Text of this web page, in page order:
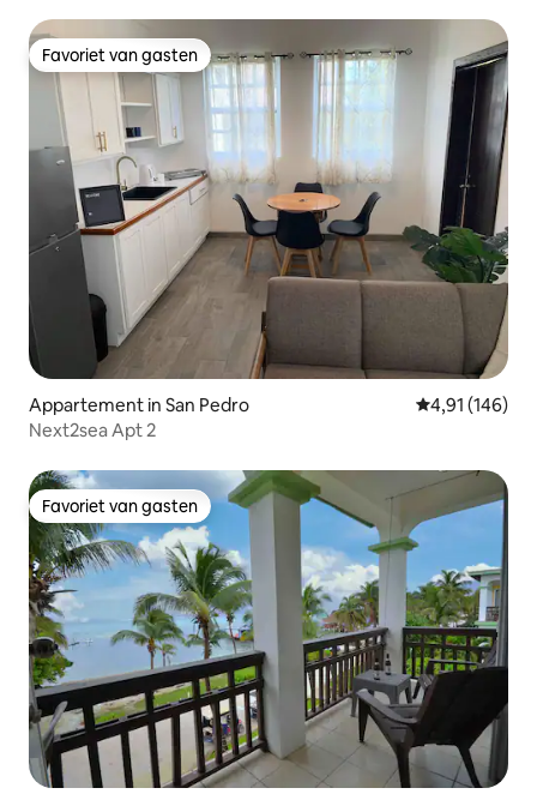
Favoriet van gasten
Favoriet van gasten
Appartement in San Pedro Gemiddelde
4,91 (146)
Next2sea Apt 2
Favoriet van gasten
Favoriet van gasten